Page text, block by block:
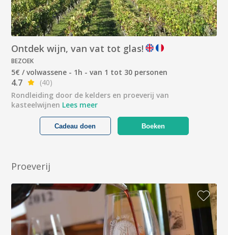
Ontdek wijn, van vat tot glas!
BEZOEK
5€ / volwassene - 1h - van 1 tot 30 personen
4.7
(40)
Rondleiding door de kelders en proeverij van
kasteelwijnen Lees meer
Boeken
Cadeau doen
Proeverij